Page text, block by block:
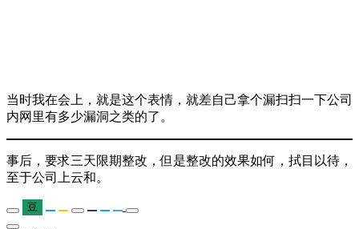
当时我在会上，就是这个表情，就差自己拿个漏扫扫一下公司
内网里有多少漏洞之类的了。
事后，要求三天限期整改，但是整改的效果如何，拭目以待，
至于公司上云和。
豆